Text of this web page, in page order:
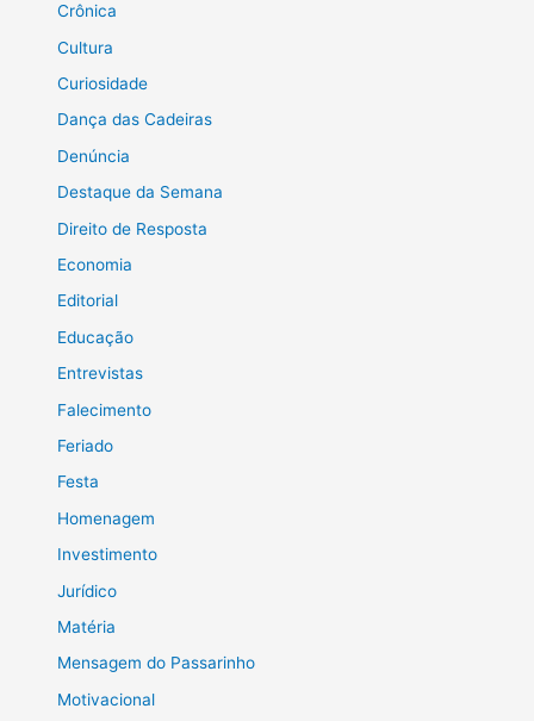
Crônica
Cultura
Curiosidade
Dança das Cadeiras
Denúncia
Destaque da Semana
Direito de Resposta
Economia
Editorial
Educação
Entrevistas
Falecimento
Feriado
Festa
Homenagem
Investimento
Jurídico
Matéria
Mensagem do Passarinho
Motivacional